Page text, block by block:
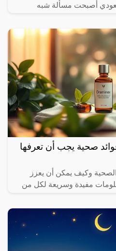
أصبحت مسألة شبه
أفضل 5 فوائد صحية يجب أن تعرفها
وكيف يمكن أن يعزز
مفيدة وسريعة لكل من